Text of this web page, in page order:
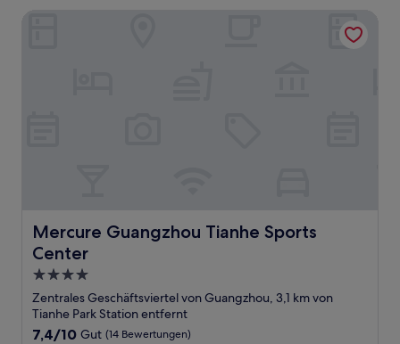
Mercure Guangzhou Tianhe Sports
Center
Mercure Guangzhou Tianhe Sports Center
4.0-
Sterne-
Unterkunft
Zentrales Geschäftsviertel von Guangzhou, 3,1 km von
Tianhe Park Station entfernt
7.4
7,4/10 Gut (14 Bewertungen)